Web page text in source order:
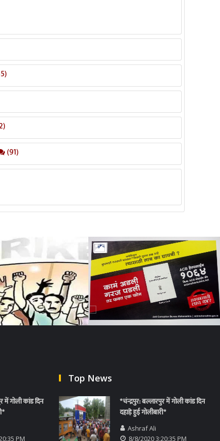
(91)
में गोली कांड दिन
PM
Top News
*चंन्द्रपुर: बल्लारपुर में गोली कांड दिन
दहाड़े हुई गोलीबारी*
Ashraf Ali
8/8/2020 3:20:35 PM